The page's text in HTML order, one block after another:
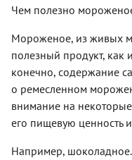
Чем полезно
Мороженое, из живых
полезный продукт, как
конечно, содержание
о ремесленном
внимание на
его пищевую ценность и
Например,